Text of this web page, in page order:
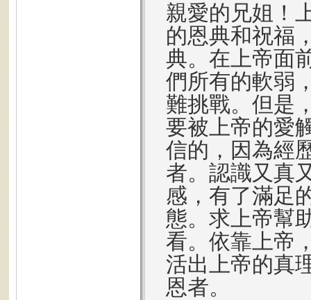
親愛的兄姐！
的恩典和祝福
典。在上帝面
們所有的軟弱
難挑戰。但是
要被上帝的愛
信的，因為經
者。認識又真
感，有了滿足
態。求上帝幫
看。依靠上帝
活出上帝的真
恩者。